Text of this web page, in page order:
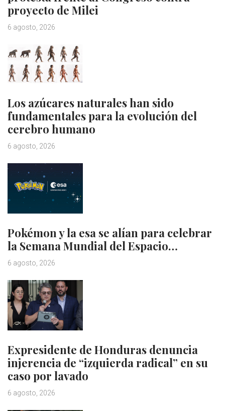
proyecto de Milei
6 agosto, 2026
Los azúcares naturales han sido
fundamentales para la evolución del
cerebro humano
6 agosto, 2026
Pokémon y la esa se alían para celebrar
la Semana Mundial del Espacio…
6 agosto, 2026
Expresidente de Honduras denuncia
injerencia de “izquierda radical” en su
caso por lavado
6 agosto, 2026